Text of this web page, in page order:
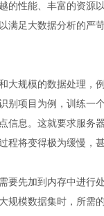
的性能、丰富的资源
满足大数据分析的严
大规模的数据处理，
别项目为例，训练一
信息。这就要求服务
程将变得极为缓慢，
要先加到内存中进行
规模数据集时，所需